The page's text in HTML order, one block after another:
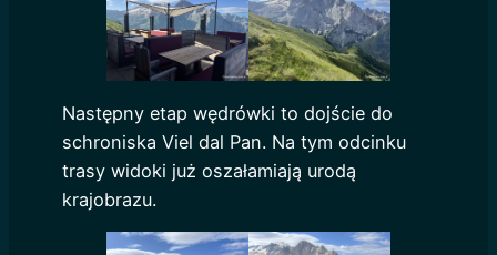
Następny etap wędrówki to dojście do
schroniska Viel dal Pan. Na tym odcinku
trasy widoki już oszałamiają urodą
krajobrazu.